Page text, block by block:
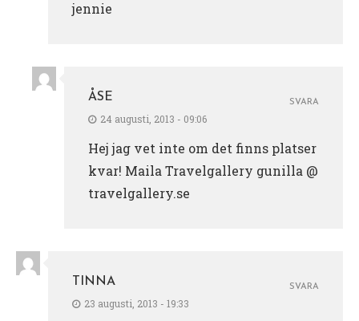
jennie
ÅSE
24 augusti, 2013 - 09:06
Hej jag vet inte om det finns platser
kvar! Maila Travelgallery gunilla @
travelgallery.se
SVARA
TINNA
23 augusti, 2013 - 19:33
SVARA